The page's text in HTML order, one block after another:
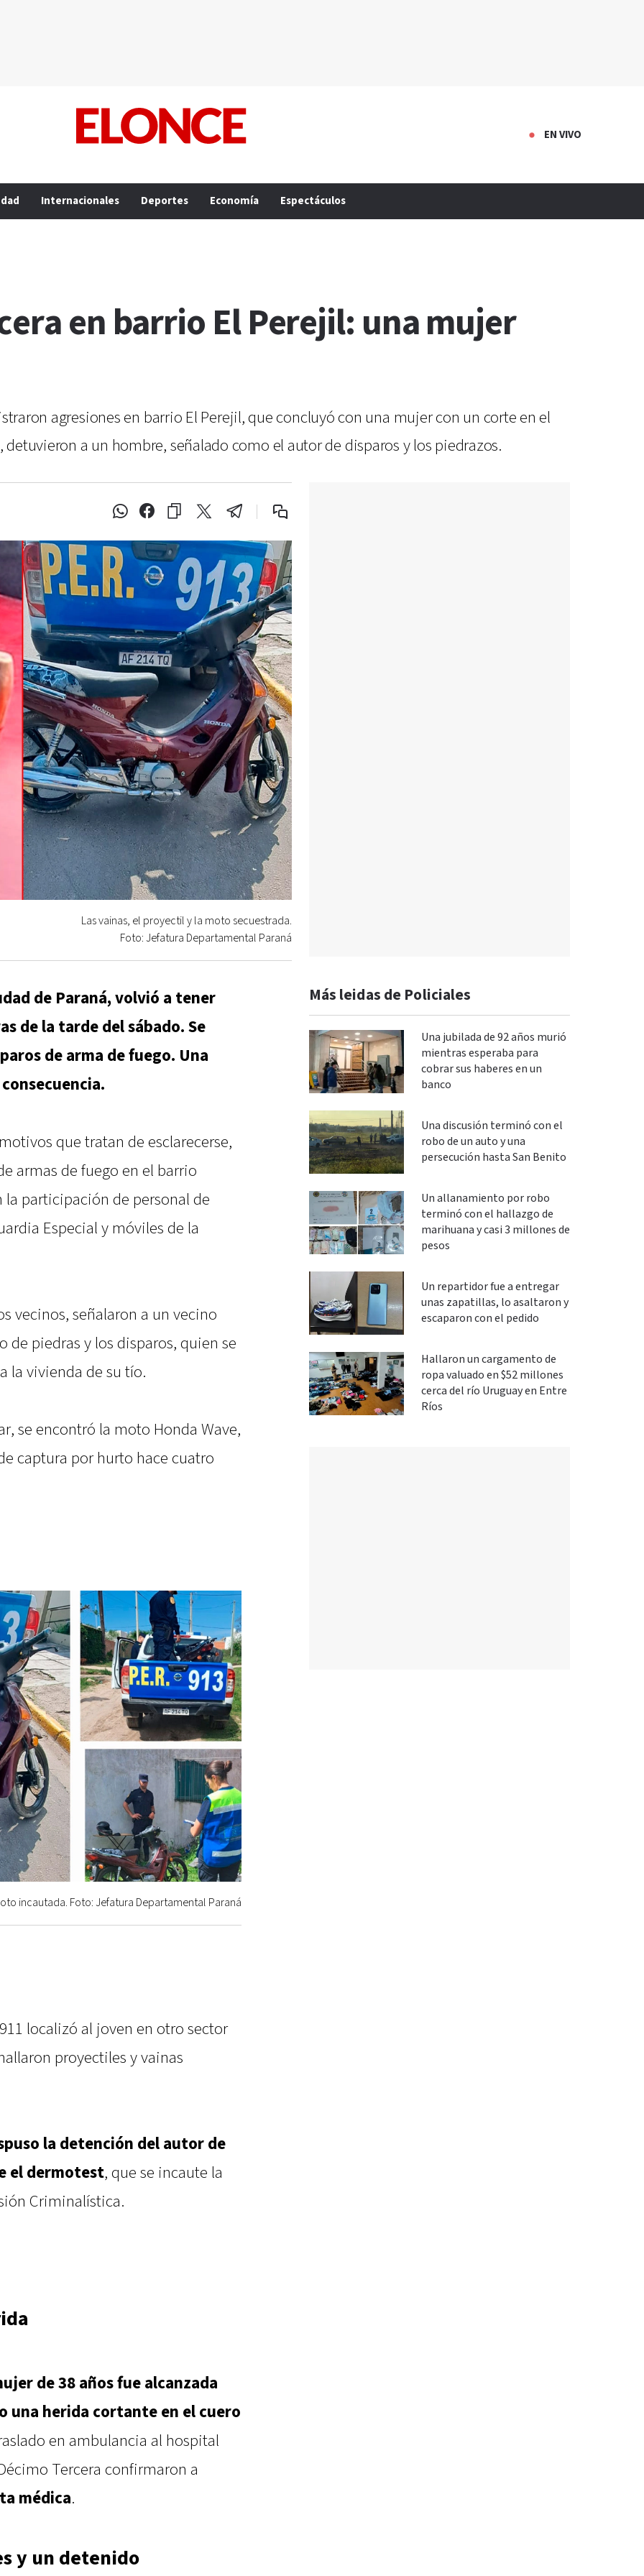
EN VIVO
Internacionales Deportes Economía Espectáculos
en barrio El Perejil: una mujer
agresiones en barrio El Perejil, que concluyó con una mujer con un corte en el
a un hombre, señalado como el autor de disparos y los piedrazos.
Las vainas, el proyectil y la moto secuestrada.
Foto: Jefatura Departamental Paraná
de Paraná, volvió a tener
de la tarde del sábado. Se
de arma de fuego. Una
que tratan de esclarecerse,
armas de fuego en el barrio
participación de personal de
Especial y móviles de la
vecinos, señalaron a un vecino
piedras y los disparos, quien se
la vivienda de su tío.
se encontró la moto Honda Wave,
captura por hurto hace cuatro
incautada. Foto: Jefatura Departamental Paraná
localizó al joven en otro sector
proyectiles y vainas
la detención del autor de
el dermotest, que se incaute la
Criminalística.
de 38 años fue alcanzada
una herida cortante en el cuero
en ambulancia al hospital
Tercera confirmaron a
médica.
y un detenido
Más leidas de Policiales
Una jubilada de 92 años murió
mientras esperaba para
cobrar sus haberes en un
banco
Una discusión terminó con el
robo de un auto y una
persecución hasta San Benito
Un allanamiento por robo
terminó con el hallazgo de
marihuana y casi 3 millones de
pesos
Un repartidor fue a entregar
unas zapatillas, lo asaltaron y
escaparon con el pedido
Hallaron un cargamento de
ropa valuado en $52 millones
cerca del río Uruguay en Entre
Ríos